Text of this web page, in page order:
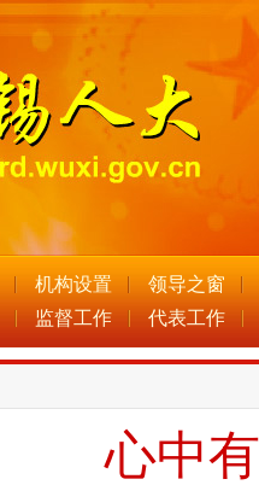
机构设置
领导之窗
监督工作 代表工作
心中